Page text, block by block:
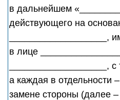
в дальнейшем
действующего на
___________________,
в лице
___________________,
а каждая в отдельности
замене стороны (далее